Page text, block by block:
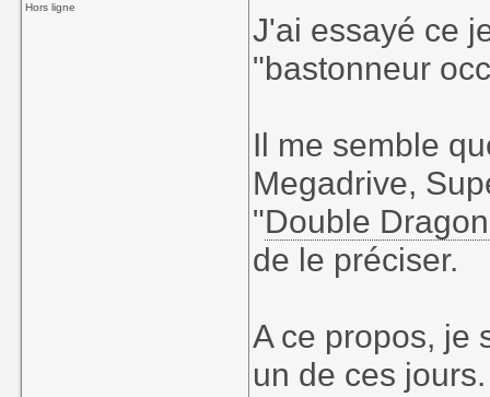
Hors ligne
J'ai essayé ce
"bastonneur
Il me semble
Megadrive,
"Double Dragon
de le préciser.
A ce propos, je
un de ces